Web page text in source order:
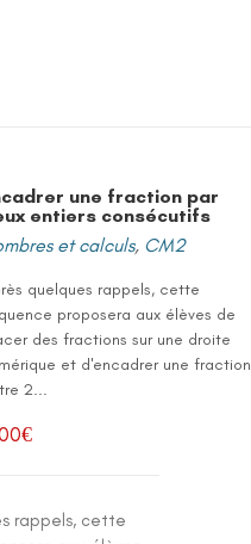
une fraction par
entiers consécutifs
et calculs, CM2
quelques rappels, cette
proposera aux élèves de
des fractions sur une droite
et d'encadrer une fraction
2...
€
rappels, cette